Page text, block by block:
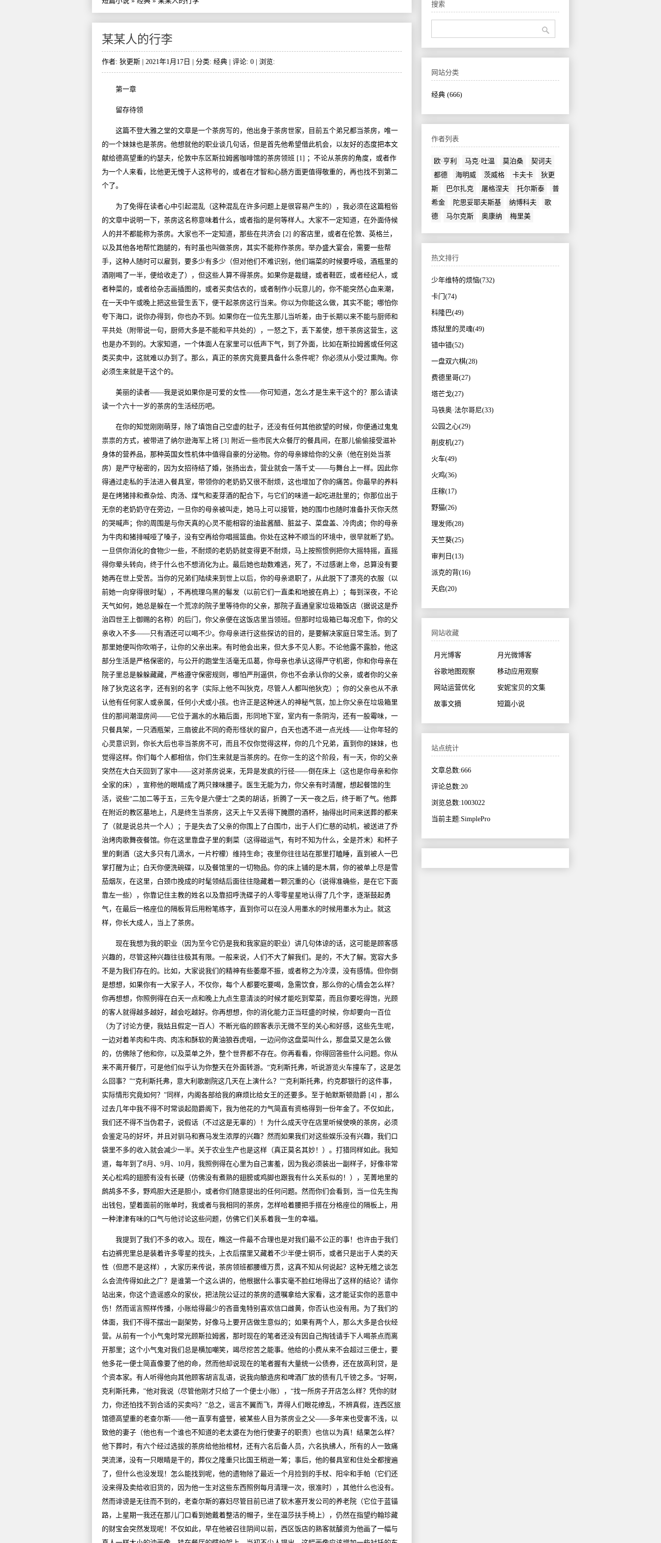
某某人的行李
作者: 狄更斯 | 2021年1月17日 | 分类: 经典 | 评论: 0 | 浏览:
第一章
留存待领
这篇不登大雅之堂的文章是一个茶房写的，他出身于茶房世家，目前五个弟兄都当茶房，唯一
的一个妹妹也是茶房。他想就他的职业谈几句话，但是首先他希望借此机会，以友好的态度把本文
献给德高望重的约瑟夫，伦敦中东区斯拉姆酱咖啡馆的茶房领班 [1] ；不论从茶房的角度，或者作
为一个人来看，比他更无愧于人这称号的，或者在才智和心肠方面更值得敬重的，再也找不到第二
个了。
为了免得在读者心中引起混乱（这种混乱在许多问题上是很容易产生的），我必须在这篇粗俗
的文章中说明一下，茶房这名称意味着什么，或者指的是何等样人。大家不一定知道，在外面侍候
人的并不都能称为茶房。大家也不一定知道，那些在共济会 [2] 的客店里，或者在伦敦、英格兰，
以及其他各地帮忙跑腿的，有时虽也叫做茶房，其实不能称作茶房。举办盛大宴会，需要一些帮
手，这种人随时可以雇到，要多少有多少（但对他们不难识别，他们端菜的时候要呼吸，酒瓶里的
酒刚喝了一半，便给收走了），但这些人算不得茶房。如果你是裁缝，或者鞋匠，或者经纪人，或
者种菜的，或者给杂志画插图的，或者买卖估衣的，或者制作小玩意儿的，你不能突然心血来潮，
在一天中午或晚上把这些营生丢下，便干起茶房这行当来。你以为你能这么做，其实不能；哪怕你
夸下海口，说你办得到，你也办不到。如果你在一位先生那儿当听差，由于长期以来不能与厨师和
平共处（附带说一句，厨师大多是不能和平共处的），一怒之下，丢下差使，想干茶房这营生，这
也是办不到的。大家知道，一个体面人在家里可以低声下气，到了外面，比如在斯拉姆酱或任何这
类买卖中，这就难以办到了。那么，真正的茶房究竟要具备什么条件呢？你必须从小受过熏陶。你
必须生来就是干这个的。
美丽的读者——我是说如果你是可爱的女性——你可知道，怎么才是生来干这个的？那么请读
读一个六十一岁的茶房的生活经历吧。
在你的知觉刚刚萌芽，除了填饱自己空虚的肚子，还没有任何其他欲望的时候，你便通过鬼鬼
祟祟的方式，被带进了纳尔逊海军上将 [3] 附近一些市民大众餐厅的餐具间，在那儿偷偷接受滋补
身体的营养品，那种英国女性机体中值得自豪的分泌物。你的母亲嫁给你的父亲（他在别处当茶
房）是严守秘密的，因为女招待结了婚，张扬出去，营业就会一落千丈——与舞台上一样。因此你
得通过走私的手法进入餐具室，带领你的老奶奶又很不耐烦，这也增加了你的痛苦。你最早的养料
是在烤猪排和煮杂烩、肉汤、煤气和麦芽酒的配合下，与它们的味道一起吃进肚里的；你那位出于
无奈的老奶奶守在旁边，一旦你的母亲被叫走，她马上可以接管，她的围巾也随时准备扑灭你天然
的哭喊声；你的周围是与你天真的心灵不能相容的油盐酱醋、脏盆子、菜盘盖、冷肉卤；你的母亲
为牛肉和猪排喊哑了嗓子，没有空再给你唱摇篮曲。你处在这种不顺当的环境中，很早就断了奶。
一旦供你消化的食物少一些，不耐烦的老奶奶就变得更不耐烦，马上按照惯例把你大摇特摇，直摇
得你晕头转向，终于什么也不想消化为止。最后她也劫数难逃，死了，不过感谢上帝，总算没有要
她再在世上受苦。当你的兄弟们陆续来到世上以后，你的母亲退职了，从此脱下了漂亮的衣服（以
前她一向穿得很时髦），不再梳理乌黑的鬈发（以前它们一直柔和地披在肩上）；每到深夜，不论
天气如何，她总是躲在一个荒凉的院子里等待你的父亲，那院子直通皇家垃圾箱饭店（据说这是乔
治四世王上御赐的名称）的后门，你父亲便在这饭店里当领班。但那时垃圾箱已每况愈下，你的父
亲收入不多——只有酒还可以喝不少。你母亲进行这些探访的目的，是要解决家庭日常生活。到了
那里她便叫你吹哨子，让你的父亲出来。有时他会出来，但大多不见人影。不论他露不露脸，他这
部分生活是严格保密的，与公开的跑堂生活毫无瓜葛，你母亲也承认这得严守机密，你和你母亲在
院子里总是躲躲藏藏，严格遵守保密规则，哪怕严刑逼供，你也不会承认你的父亲，或者你的父亲
除了狄克这名字，还有别的名字（实际上他不叫狄克，尽管人人都叫他狄克）；你的父亲也从不承
认他有任何家人或亲属，任何小犬或小孩。也许正是这种迷人的神秘气氛，加上你父亲在垃圾箱里
住的那间潮湿房间——它位于漏水的水箱后面，形同地下室，室内有一条阴沟，还有一股霉味，一
只餐具架，一只酒瓶架，三扇彼此不同的奇形怪状的窗户，白天也透不进一点光线——让你年轻的
心灵意识到，你长大后也非当茶房不可，而且不仅你觉得这样，你的几个兄弟，直到你的妹妹，也
觉得这样。你们每个人都相信，你们生来就是当茶房的。在你一生的这个阶段，有一天，你的父亲
突然在大白天回到了家中——这对茶房说来，无异是发疯的行径——倒在床上（这也是你母亲和你
全家的床），宣称他的眼睛成了两只辣味腰子。医生无能为力，你父亲有时清醒，想起餐馆的生
活，说些“二加二等于五，三先令是六便士”之类的胡话，折腾了一天一夜之后，终于断了气。他葬
在附近的教区墓地上，凡是终生当茶房，这天上午又丢得下腌臜的酒杯，抽得出时间来送葬的都来
了（就是说总共一个人）；于是失去了父亲的你围上了白围巾，出于人们仁慈的动机，被送进了乔
治烤肉歌舞夜餐馆。你在这里靠盘子里的剩菜（这得碰运气，有时不知为什么，全是芥末）和杯子
里的剩酒（这大多只有几滴水，一片柠檬）维持生命；夜里你往往站在那里打瞌睡，直到被人一巴
掌打醒为止；白天你便洗碗碟，以及餐馆里的一切物品。你的床上铺的是木屑，你的被单上尽是雪
茄烟灰，在这里，白颈巾挽成的时髦领结后面往往隐藏着一颗沉重的心（说得准确些，是在它下面
靠左一些），你靠记住主教的姓名以及靠招呼洗碟子的人零零星星地认得了几个字，逐渐鼓起勇
气，在最后一格座位的隔板背后用粉笔练字，直到你可以在没人用墨水的时候用墨水为止。就这
样，你长大成人，当上了茶房。
现在我想为我的职业（因为至今它仍是我和我家庭的职业）讲几句体谅的话，这可能是顾客感
兴趣的，尽管这种兴趣往往极其有限。一般来说，人们不大了解我们。是的，不大了解。宽容大多
不是为我们存在的。比如，大家说我们的精神有些萎靡不振，或者称之为冷漠，没有感情。但你倒
是想想，如果你有一大家子人，不仅你，每个人都要吃要喝，急需饮食，那么你的心情会怎么样？
你再想想，你照例得在白天一点和晚上九点生意清淡的时候才能吃到荤菜，而且你要吃得饱，光顾
的客人就得越多越好，越会吃越好。你再想想，你的消化能力正当旺盛的时候，你却要向一百位
（为了讨论方便，我姑且假定一百人）不断光临的顾客表示无微不至的关心和好感，这些先生呢，
一边对着羊肉和牛肉、肉冻和酥软的黄油狼吞虎咽，一边问你这盘菜叫什么，那盘菜又是怎么做
的，仿佛除了他和你，以及菜单之外，整个世界都不存在。你再看看，你得回答些什么问题。你从
来不离开餐厅，可是他们似乎认为你整天在外面转游。“克利斯托弗，听说游览火车撞车了，这是怎
么回事？”“克利斯托弗，意大利歌剧院这几天在上演什么？”“克利斯托弗，约克郡银行的这件事，
实际情形究竟如何？”同样，内阁各部给我的麻烦比给女王的还要多。至于帕默斯顿勋爵 [4] ，那么
过去几年中我不得不时常谈起勋爵阁下，我为他花的力气简直有资格得到一份年金了。不仅如此，
我们还不得不当伪君子，说假话（不过这是无辜的）！为什么成天守在店里听候使唤的茶房，必须
会鉴定马的好坏，并且对驯马和赛马发生浓厚的兴趣？然而如果我们对这些娱乐没有兴趣，我们口
袋里不多的收入就会减少一半。关于农业生产也是这样（真正莫名其妙！）。打猎同样如此。我知
道，每年到了8月、9月、10月，我照例得在心里为自己害羞，因为我必须装出一副样子，好像非常
关心松鸡的翅膀有没有长硬（仿佛没有煮熟的翅膀或鸡脚也跟我有什么关系似的！），芜菁地里的
鹧鸪多不多，野鸡胆大还是胆小，或者你们随意提出的任何问题。然而你们会看到，当一位先生掏
出钱包，望着面前的账单时，我或者与我相同的茶房，怎样哈着腰把手搭在分格座位的隔板上，用
一种津津有味的口气与他讨论这些问题，仿佛它们关系着我一生的幸福。
我提到了我们不多的收入。现在，瞧这一件最不合理也是对我们最不公正的事！也许由于我们
右边裤兜里总是装着许多零星的找头，上衣后摆里又藏着不少半便士铜币，或者只是出于人类的天
性（但愿不是这样），大家历来传说，茶房领班都腰缠万贯，这真不知从何说起？这种无稽之谈怎
么会流传得如此之广？是谁第一个这么讲的，他根据什么事实毫不脸红地得出了这样的结论？请你
站出来，你这个造谣惑众的家伙，把法院公证过的茶房的遗嘱拿给大家看，这才能证实你的恶意中
伤！然而谣言照样传播，小账给得最少的吝啬鬼特别喜欢信口雌黄，你否认也没有用。为了我们的
体面，我们不得不摆出一副架势，好像马上要开店做生意似的；如果有两个人，那么大多是合伙经
营。从前有一个小气鬼时常光顾斯拉姆酱，那时现在的笔者还没有因自己掏钱请手下人喝茶点而离
开那里；这个小气鬼对我们总是横加嘲笑，竭尽挖苦之能事。他给的小费从来不会超过三便士，要
他多花一便士简直像要了他的命，然而他却说现在的笔者握有大量统一公债券，还在放高利贷，是
个资本家。有人听得他向其他顾客胡言乱语，说我向酿造房和啤酒厂放的债有几千镑之多。“好啊，
克利斯托弗，”他对我说（尽管他刚才只给了一个便士小账），“找一所房子开店怎么样？凭你的财
力，你还怕找不到合适的买卖吗？”总之，谣言不翼而飞，弄得人们眼花缭乱，不辨真假，连西区旅
馆德高望重的老查尔斯——他一直享有盛誉，被某些人目为茶房业之父——多年来也受害不浅，以
致他的妻子（他也有一个谁也不知道的老太婆在为他行使妻子的职责）也信以为真！结果怎么样？
他下葬时，有六个经过选拔的茶房给他抬棺材，还有六名后备人员，六名执绋人，所有的人一致痛
哭流涕，没有一只眼睛是干的，葬仪之隆重只比国王稍逊一筹；事后，他的餐具室和住处全都搜遍
了，但什么也没发现！怎么能找到呢，他的遗物除了最近一个月捡到的手杖、阳伞和手帕（它们还
没来得及卖给收旧货的，因为他一生对这些东西照例每月清理一次，很准时），其他什么也没有。
然而诽谤是无往而不到的，老查尔斯的寡妇尽管目前已进了软木塞开发公司的养老院（它位于蓝锚
路，上星期一我还在那儿门口看到她戴着整洁的帽子，坐在温莎扶手椅上），仍然在指望约翰珍藏
的财宝会突然发现呢！不仅如此，早在他被召往阴间以前，西区饭店的熟客就醵资为他画了一幅与
搜索
网站分类
经典 (666)
作者列表
欧·亨利 马克·吐温 莫泊桑
契诃夫
都德
海明威 茨威格 卡夫卡
狄更
斯
巴尔扎克 屠格涅夫 托尔斯泰
普
希金
陀思妥耶夫斯基 纳博科夫
歌
德
马尔克斯 奥康纳 梅里美
热文排行
少年维特的烦恼(732)
卡门(74)
科隆巴(49)
炼狱里的灵魂(49)
错中错(52)
一盘双六棋(28)
费德里哥(27)
塔芒戈(27)
马铁奥·法尔哥尼(33)
公园之心(29)
削皮机(27)
火车(49)
火鸡(36)
庄稼(17)
野猫(26)
理发师(28)
天竺葵(25)
审判日(13)
派克的背(16)
天启(20)
网站收藏
月光博客 月光微博客
谷歌地图观察 移动应用观察
网站运营优化 安妮宝贝的文集
故事文摘 短篇小说
站点统计
文章总数:666
评论总数:20
浏览总数:1003022
当前主题:SimplePro